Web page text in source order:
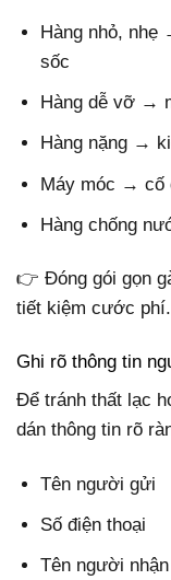
Hàng nhỏ, nhẹ
sốc
Hàng dễ vỡ →
Hàng nặng →
Máy móc → cố
Hàng chống
👉 Đóng gói gọn
tiết kiệm cước phí.
Ghi rõ thông tin
Để tránh thất lạc
dán thông tin rõ
Tên người gửi
Số điện thoại
Tên người nhận